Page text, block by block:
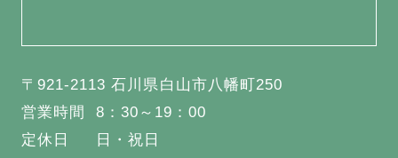
〒921-2113 石川県白山市八幡町250
営業時間
8：30～19：00
定休日
日・祝日